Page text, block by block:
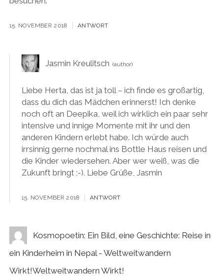
15. NOVEMBER 2018 ANTWORT
Jasmin Kreulitsch
Liebe Herta, das ist ja toll – ich finde es großartig,
dass du dich das Mädchen erinnerst! Ich denke
noch oft an Deepika, weil ich wirklich ein paar sehr
intensive und innige Momente mit ihr und den
anderen Kindern erlebt habe. Ich würde auch
irrsinnig gerne nochmal ins Bottle Haus reisen und
die Kinder wiedersehen. Aber wer weiß, was die
Zukunft bringt ;-). Liebe Grüße, Jasmin
15. NOVEMBER 2018 ANTWORT
Kosmopoetin: Ein Bild, eine Geschichte: Reise in
ein Kinderheim in Nepal - Weltweitwandern
Wirkt!Weltweitwandern Wirkt!